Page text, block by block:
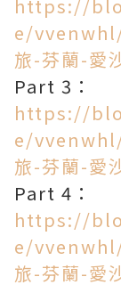
https://
e/
旅-芬蘭-愛
Part 3：
https://
e/
旅-芬蘭-愛
Part 4：
https://
e/
旅-芬蘭-愛